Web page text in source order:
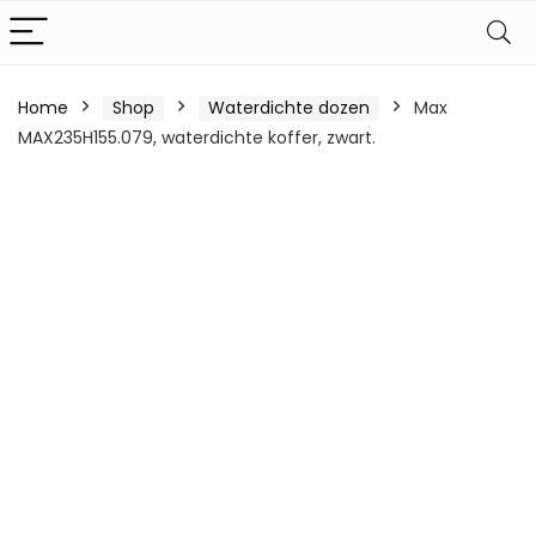
Home Shop Waterdichte dozen
Max
MAX235H155.079, waterdichte koffer, zwart.